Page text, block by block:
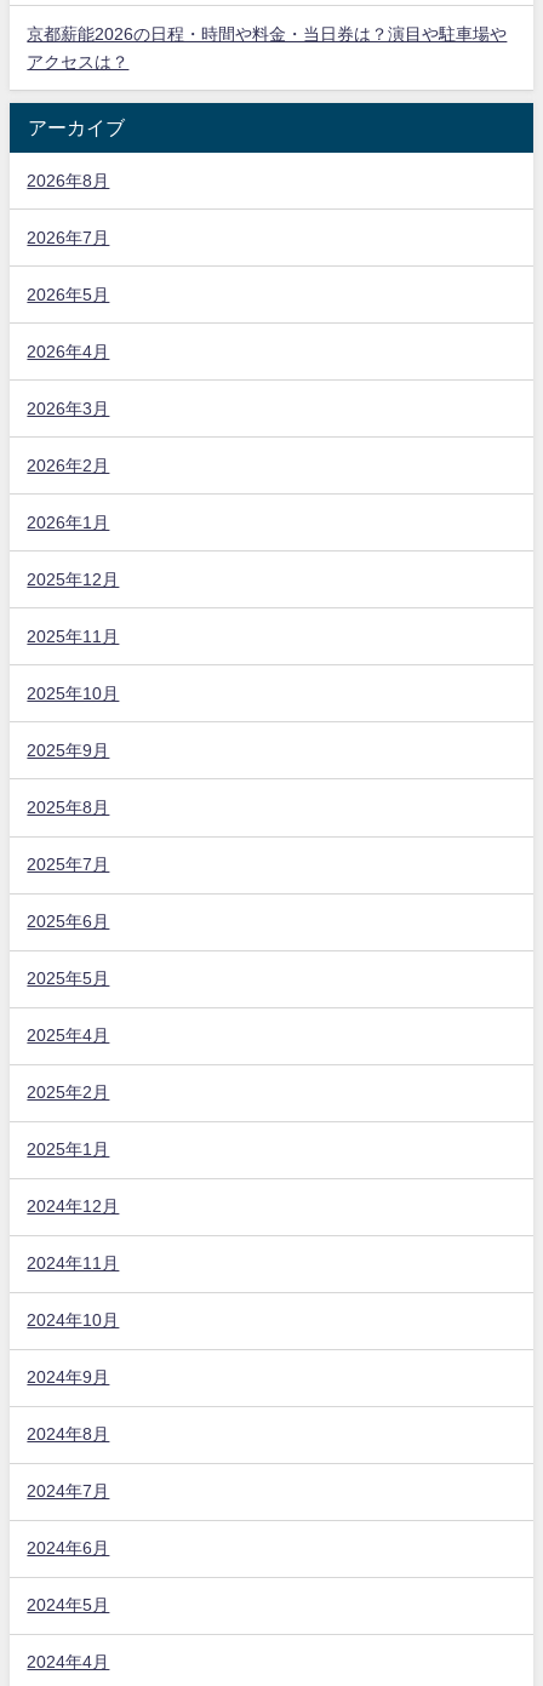
京都薪能2026の日程・時間や料金・当日券は？演目や駐車場や
アクセスは？
アーカイブ
2026年8月
2026年7月
2026年5月
2026年4月
2026年3月
2026年2月
2026年1月
2025年12月
2025年11月
2025年10月
2025年9月
2025年8月
2025年7月
2025年6月
2025年5月
2025年4月
2025年2月
2025年1月
2024年12月
2024年11月
2024年10月
2024年9月
2024年8月
2024年7月
2024年6月
2024年5月
2024年4月